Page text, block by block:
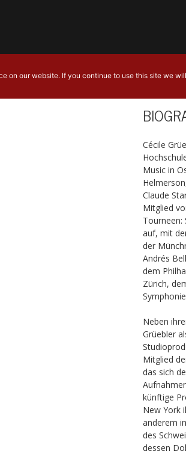
BEITRÄGE BIO ANGEBOT
Cécile
Music in
Claude
Mitglied
Tourneen:
auf, mit
der
Andrés
dem
Zürich,
Neben
Grüebler
Mitglied
das sich
künftige
New York
anderem
des
dessen
on our website. If you continue to use this site we